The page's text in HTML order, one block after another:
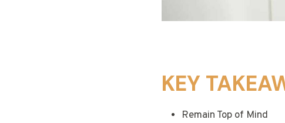
KEY
Remain Top of Mind